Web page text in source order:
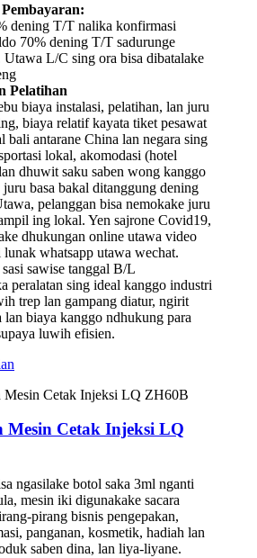
dening T/T nalika konfirmasi
70% dening T/T sadurunge
Utawa L/C sing ora bisa dibatalake
Pelatihan
biaya instalasi, pelatihan, lan juru
biaya relatif kayata tiket pesawat
bali antarane China lan negara sing
lokal, akomodasi (hotel
dhuwit saku saben wong kanggo
basa bakal ditanggung dening
pelanggan bisa nemokake juru
ing lokal. Yen sajrone Covid19,
dhukungan online utawa video
whatsapp utawa wechat.
sawise tanggal B/L
peralatan sing ideal kanggo industri
trep lan gampang diatur, ngirit
lan biaya kanggo ndhukung para
luwih efisien.
Mesin Cetak Injeksi LQ
ngasilake botol saka 3ml nganti
mesin iki digunakake sacara
pirang bisnis pengepakan,
panganan, kosmetik, hadiah lan
saben dina, lan liya-liyane.